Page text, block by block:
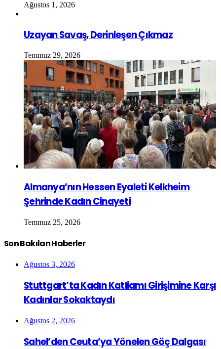
Ağustos 1, 2026
Uzayan Savaş, Derinleşen Çıkmaz
Temmuz 29, 2026
Almanya’nın Hessen Eyaleti Kelkheim
Şehrinde Kadın Cinayeti
Temmuz 25, 2026
Son Bakılan Haberler
Ağustos 3, 2026
Stuttgart’ta Kadın Katliamı Girişimine Karşı
Kadınlar Sokaktaydı
Ağustos 2, 2026
Sahel’den Ceuta’ya Yönelen Göç Dalgası